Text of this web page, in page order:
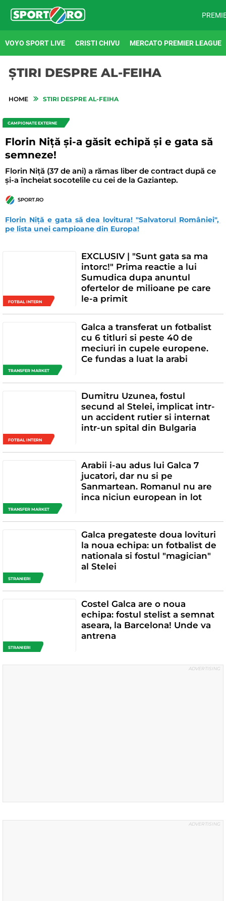
VOYO SPORT LIVE CRISTI CHIVU MERCATO PREMIER LEAGUE
ȘTIRI DESPRE AL-FEIHA
HOME STIRI DESPRE AL-FEIHA
CAMPIONATE EXTERNE
Florin Niță și-a găsit echipă și e gata să
semneze!
Florin Niță (37 de ani) a rămas liber de contract după ce
și-a încheiat socotelile cu cei de la Gaziantep.
SPORT.RO
Florin Niță e gata să dea lovitura! "Salvatorul României",
pe lista unei campioane din Europa!
FOTBAL INTERN
EXCLUSIV | "Sunt gata sa ma
intorc!" Prima reactie a lui
Sumudica dupa anuntul
ofertelor de milioane pe care
le-a primit
TRANSFER MARKET
Galca a transferat un fotbalist
cu 6 titluri si peste 40 de
meciuri in cupele europene.
Ce fundas a luat la arabi
FOTBAL INTERN
Dumitru Uzunea, fostul
secund al Stelei, implicat intr-
un accident rutier si internat
intr-un spital din Bulgaria
TRANSFER MARKET
Arabii i-au adus lui Galca 7
jucatori, dar nu si pe
Sanmartean. Romanul nu are
inca niciun european in lot
STRANIERI
Galca pregateste doua lovituri
la noua echipa: un fotbalist de
nationala si fostul "magician"
al Stelei
STRANIERI
Costel Galca are o noua
echipa: fostul stelist a semnat
aseara, la Barcelona! Unde va
antrena